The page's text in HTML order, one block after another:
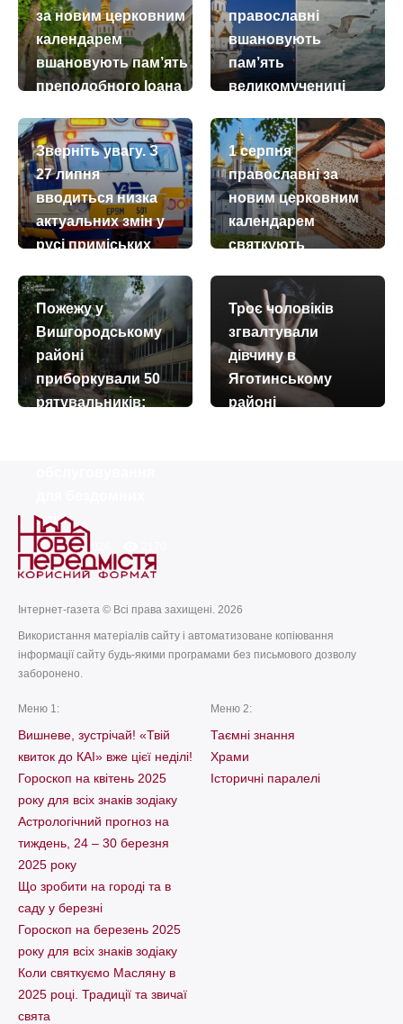
за новим церковним
календарем
вшановують пам’ять
преподобного Іоана
today 18.07.2026 remove_red_eye 54
православні
вшановують
пам’ять
великомучениці
Антіохійської
today17.07.2026 remove_red_eye53
Зверніть увагу. З
27 липня
вводиться низка
актуальних змін у
русі приміських
today26.07.2026 remove_red_eye3695
1 серпня
православні за
новим церковним
календарем
святкують
Винесення чесних
древ
животворчого
Хреста
Господнього
today remove_red_eye
Пожежу у
Вишгородському
районі
приборкували 50
рятувальників:
осіб
today23.07.2026
Троє чоловіків
згвалтували
дівчину в
Яготинському
районі
Інтернет-газета © Всі права захищені. 2026
Використання матеріалів сайту і автоматизоване копіювання
інформації сайту будь-якими програмами без письмового дозволу
заборонено.
Меню 1:
Вишневе, зустрічай! «Твій
квиток до КАІ» вже цієї неділі!
Гороскоп на квітень 2025
року для всіх знаків зодіаку
Астрологічний прогноз на
тиждень, 24 – 30 березня
2025 року
Що зробити на городі та в
саду у березні
Гороскоп на березень 2025
року для всіх знаків зодіаку
Коли святкуємо Масляну в
2025 році. Традиції та звичаї
свята
Меню 2:
Таємні знання
Храми
Історичні паралелі